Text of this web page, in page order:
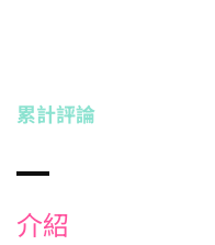
累計評論
介紹